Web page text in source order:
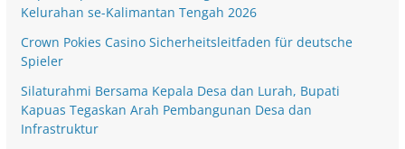
Kelurahan se-Kalimantan Tengah 2026
Crown Pokies Casino Sicherheitsleitfaden für deutsche
Spieler
Silaturahmi Bersama Kepala Desa dan Lurah, Bupati
Kapuas Tegaskan Arah Pembangunan Desa dan
Infrastruktur